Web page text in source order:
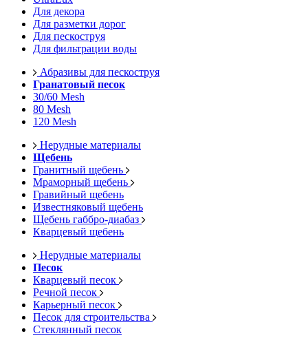
Для декора
Для разметки дорог
Для пескоструя
Для фильтрации воды
Абразивы для пескоструя
Гранатовый песок
30/60 Mesh
80 Mesh
120 Mesh
Нерудные материалы
Щебень
Гранитный щебень
Мраморный щебень
Гравийный щебень
Известняковый щебень
Щебень габбро-диабаз
Кварцевый щебень
Нерудные материалы
Песок
Кварцевый песок
Речной песок
Карьерный песок
Песок для строительства
Стеклянный песок